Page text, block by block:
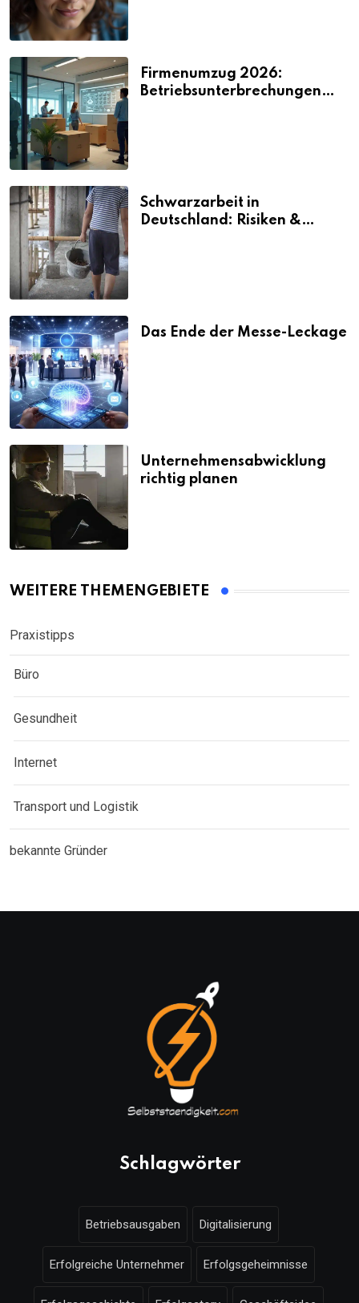
Firmenumzug 2026:
Betriebsunterbrechungen
Schwarzarbeit in
Deutschland: Risiken &
Das Ende der Messe-Leckage
Unternehmensabwicklung
richtig planen
WEITERE THEMENGEBIETE
Praxistipps
Büro
Gesundheit
Internet
Transport und Logistik
bekannte Gründer
Schlagwörter
Betriebsausgaben Digitalisierung
Erfolgreiche Unternehmer Erfolgsgeheimnisse